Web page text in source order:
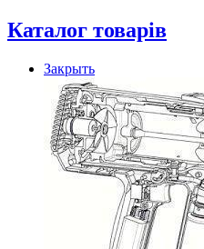
Каталог товарів
Закрыть